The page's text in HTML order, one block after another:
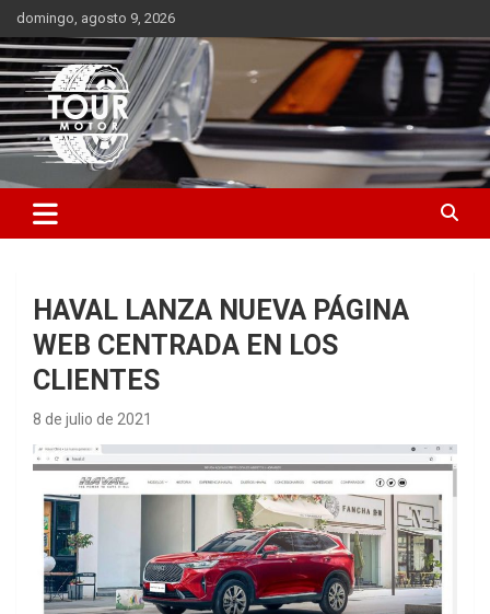
Saltar
al
contenido
domingo, agosto 9, 2026
Tour Motor
Plataforma de contenido audiovisual para el sector automotriz
HAVAL LANZA NUEVA PÁGINA
WEB CENTRADA EN LOS
CLIENTES
8 de julio de 2021